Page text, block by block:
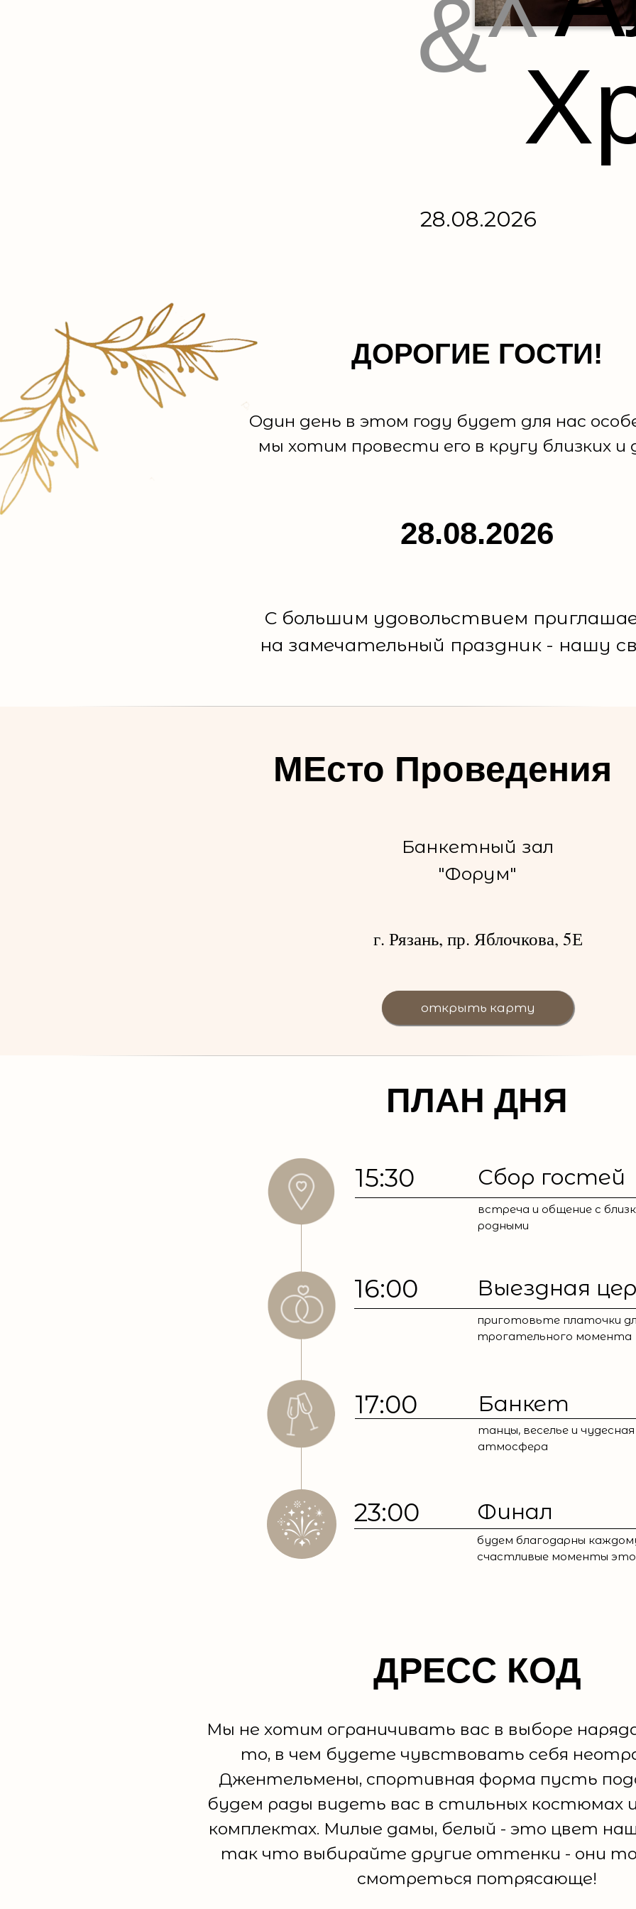
&^
28.08.2026
28.08.2026
ДОРОГИЕ ГОСТИ!
С большим удовольствием
на замечательный праздник - нашу
Один день в этом году будет для нас
мы хотим провести его в кругу близких и
открыть карту
МЕсто Проведения
Банкетный зал
"Форум"
г. Рязань, пр. Яблочкова, 5Е
ПЛАН ДНЯ
15:30 Сбор гостей
встреча и общение с
родными
16:00 Выездная
приготовьте платочки
трогательного момента
17:00 Банкет
танцы, веселье и чудесная
атмосфера
23:00 Финал
будем благодарны
счастливые моменты
ДРЕСС КОД
Мы не хотим ограничивать вас в выборе
то, в чем будете чувствовать себя
Джентельмены, спортивная форма пусть
будем рады видеть вас в стильных костюмах
комплектах. Милые дамы, белый - это цвет
так что выбирайте другие оттенки - они
смотреться потрясающе!